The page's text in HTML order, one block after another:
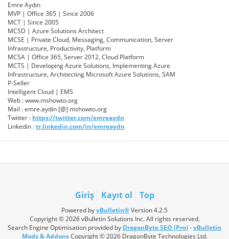
Emre Aydın
MVP | Office 365 | Since 2006
MCT | Since 2005
MCSD | Azure Solutions Architect
MCSE | Private Cloud, Messaging, Communication, Server
Infrastructure, Productivity, Platform
MCSA | Office 365, Server 2012, Cloud Platform
MCTS | Developing Azure Solutions, Implementing Azure
Infrastructure, Architecting Microsoft Azure Solutions, SAM
P-Seller
Intelligent Cloud | EMS
Web : www.mshowto.org
Mail : emre.aydin [@] mshowto.org
Twitter : https://twitter.com/emreaydn
Linkedin :tr.linkedin.com/in/emreaydn
Giriş Kayıt ol Top
Powered byvBulletin®Version 4.2.5
Copyright © 2026 vBulletin Solutions Inc. All rights reserved.
Search Engine Optimisation provided by DragonByte SEO (Pro)-vBulletin
Mods & AddonsCopyright © 2026 DragonByte Technologies Ltd.